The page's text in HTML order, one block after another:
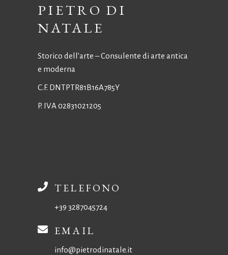
PIETRO DI
NATALE
Storico dell’arte – Consulente di arte antica
e moderna
C.F. DNTPTR81B16A785Y
P. IVA 02831021205
TELEFONO
+39 3287045724
EMAIL
info@pietrodinatale.it